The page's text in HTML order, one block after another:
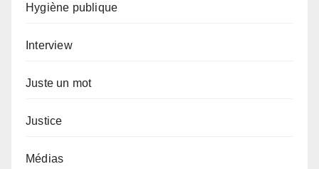
Hygiène publique
Interview
Juste un mot
Justice
Médias